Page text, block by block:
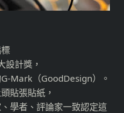
設計獎，
Mark（GoodDesign）。
貼張貼紙，
學者、評論家一致認定這